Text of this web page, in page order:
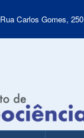
Rua Carlos Gomes,